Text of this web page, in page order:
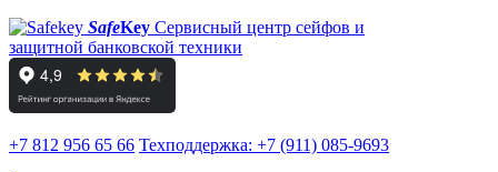
SafeKey Сервисный центр сейфов и
защитной банковской техники
+7 812 956 65 66 Техподдержка: +7 (911) 085-9693